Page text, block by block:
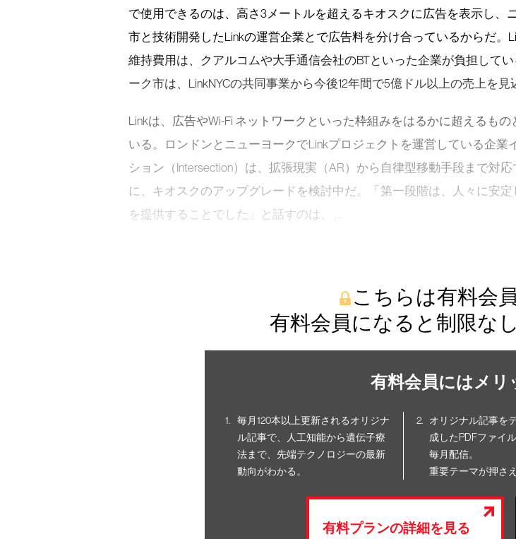
で使用できるのは、高さ3メートルを超えるキオスクに広告を表示し、
市と技術開発したLinkの運営企業とで広告料を分け合っているからだ。
維持費用は、クアルコムや大手通信会社のBTといった企業が負担して
ーク市は、LinkNYCの共同事業から今後12年間で5億ドル以上の売上を見
Linkは、広告やWi-Fi ネットワークといった枠組みをはるかに超えるもの
いる。ロンドンとニューヨークでLinkプロジェクトを運営している企業
ション（Intersection）は、拡張現実（AR）から自律型移動手段まで対応
に、キオスクのアップグレードを検討中だ。「第一段階は、人々に安定
を提供することでした」と話すのは、 …
こちらは有料会
有料会員になると制限な
有料会員にはメリ
毎月120本以上更新されるオリジナ
ル記事で、人工知能から遺伝子療
法まで、先端テクノロジーの最新
動向がわかる。
オリジナル記事を
成したPDFファイ
毎月配信。
重要テーマが押さ
有料プランの詳細を見る